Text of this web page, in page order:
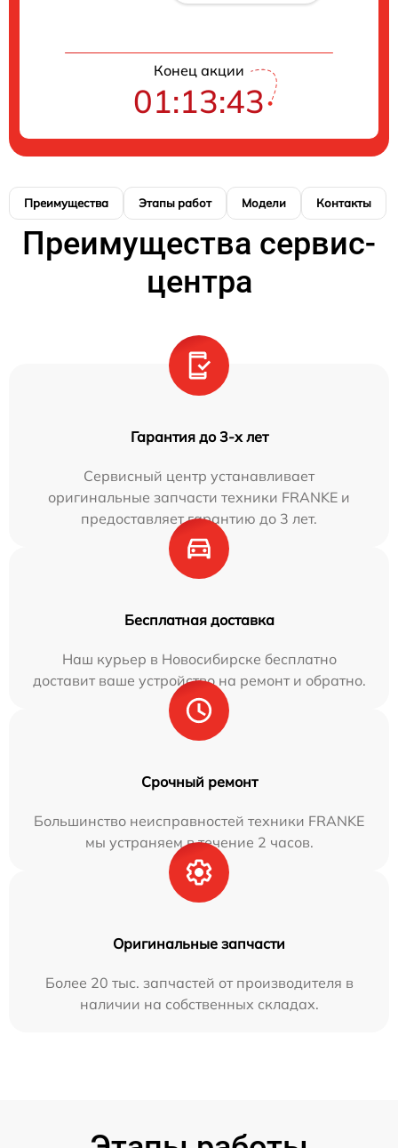
Конец акции
01:13:42
Преимущества Этапы работ Модели Контакты
Преимущества сервис-
центра
Гарантия до 3-х лет
Сервисный центр устанавливает
оригинальные запчасти техники FRANKE и
предоставляет гарантию до 3 лет.
Бесплатная доставка
Наш курьер в Новосибирске бесплатно
доставит ваше устройство на ремонт и обратно.
Срочный ремонт
Большинство неисправностей техники FRANKE
мы устраняем в течение 2 часов.
Оригинальные запчасти
Более 20 тыс. запчастей от производителя в
наличии на собственных складах.